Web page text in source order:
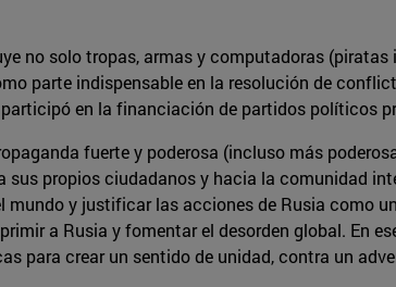
no solo tropas, armas y computadoras
parte indispensable en la resolución de
en la financiación de partidos políticos
fuerte y poderosa (incluso más
propios ciudadanos y hacia la comunidad
y justificar las acciones de Rusia como
a Rusia y fomentar el desorden global. En
para crear un sentido de unidad, contra un